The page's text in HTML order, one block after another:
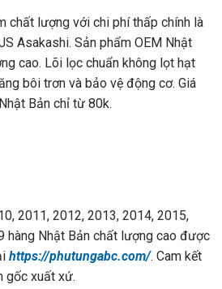
chất lượng với chi phí thấp chính là
Asakashi. Sản phẩm OEM Nhật
cao. Lõi lọc chuẩn không lọt hạt
bôi trơn và bảo vệ động cơ. Giá
Bản chỉ từ 80k.
2011, 2012, 2013, 2014, 2015,
hàng Nhật Bản chất lượng cao được
https://phutungabc.com/. Cam kết
gốc xuất xứ.